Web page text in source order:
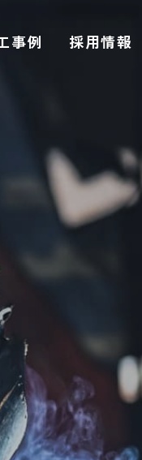
事例 採用情報